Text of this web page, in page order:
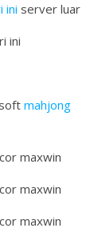
ini server luar
ini
mahjong
maxwin
maxwin
maxwin